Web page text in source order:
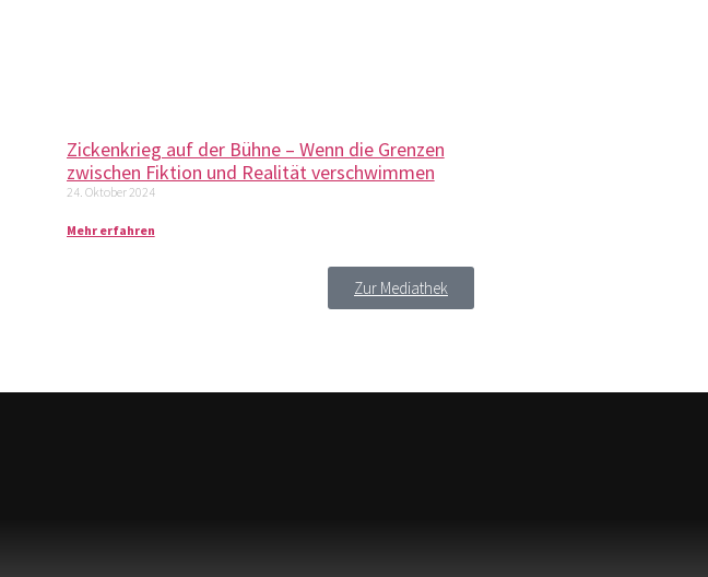
Zickenkrieg auf der Bühne – Wenn die Grenzen
zwischen Fiktion und Realität verschwimmen
24. Oktober 2024
Mehr erfahren
Zur Mediathek